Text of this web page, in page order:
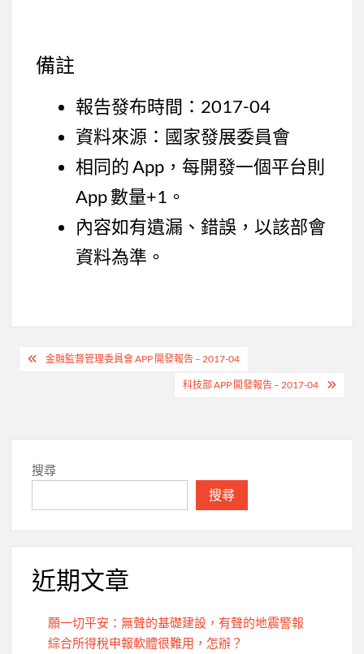
備註
報告發布時間：2017-04
資料來源：國家發展委員會
相同的 App，每開發一個平台則
App 數量+1。
內容如有遺漏、錯誤，以該部會
資料為準。
文
覽
金融監督管理委員會 APP 開發報告 – 2017-04
科技部 APP 開發報告 – 2017-04
搜尋
搜尋
近期文章
願一切平安：無聲的基礎建設，有聲的地震警報
綜合所得稅申報軟體很難用，怎辦？